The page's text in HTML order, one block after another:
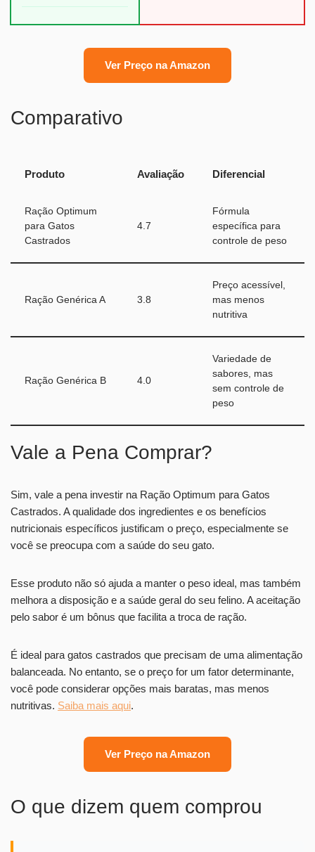
Ver Preço na Amazon
Comparativo
Produto Avaliação Diferencial
Ração Optimum
para Gatos
Castrados
4.7
Fórmula
específica para
controle de peso
Ração Genérica A 3.8
Preço acessível,
mas menos
nutritiva
Ração Genérica B 4.0
Variedade de
sabores, mas
sem controle de
peso
Vale a Pena Comprar?
Sim, vale a pena investir na Ração Optimum para Gatos
Castrados. A qualidade dos ingredientes e os benefícios
nutricionais específicos justificam o preço, especialmente se
você se preocupa com a saúde do seu gato.
Esse produto não só ajuda a manter o peso ideal, mas também
melhora a disposição e a saúde geral do seu felino. A aceitação
pelo sabor é um bônus que facilita a troca de ração.
É ideal para gatos castrados que precisam de uma alimentação
balanceada. No entanto, se o preço for um fator determinante,
você pode considerar opções mais baratas, mas menos
nutritivas. Saiba mais aqui.
Ver Preço na Amazon
O que dizem quem comprou